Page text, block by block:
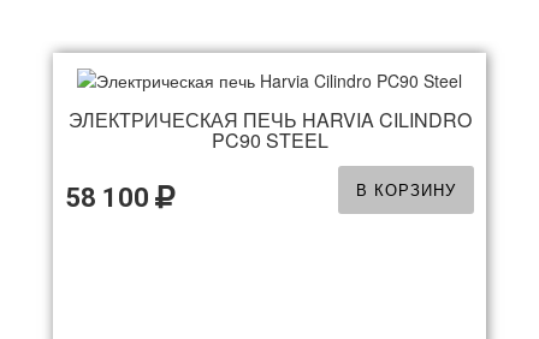
ЭЛЕКТРИЧЕСКАЯ ПЕЧЬ HARVIA CILINDRO
PC90 STEEL
58 100 В КОРЗИНУ